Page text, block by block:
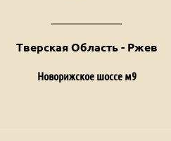
Тверская Область - Ржев
Новорижское шоссе м9